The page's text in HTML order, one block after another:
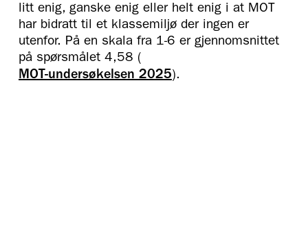
litt enig, ganske enig eller helt enig i at MOT
har bidratt til et klassemiljø der ingen er
utenfor. På en skala fra 1-6 er gjennomsnittet
på spørsmålet 4,58 (
MOT-undersøkelsen 2025).